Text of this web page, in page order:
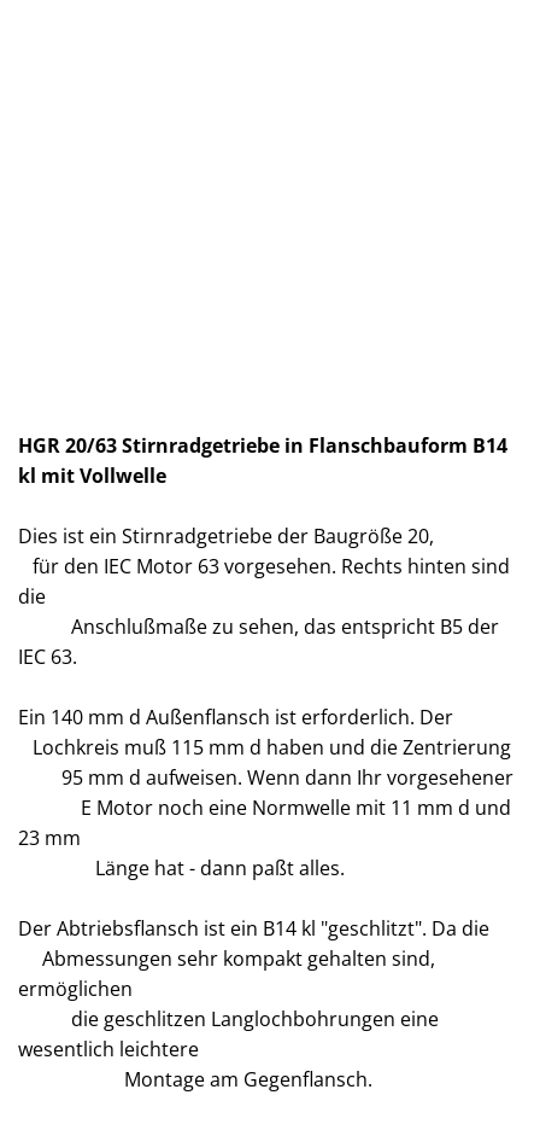
HGR 20/63 Stirnradgetriebe in Flanschbauform B14
kl mit Vollwelle
Dies ist ein Stirnradgetriebe der Baugröße 20,
für den IEC Motor 63 vorgesehen. Rechts hinten sind
die
Anschlußmaße zu sehen, das entspricht B5 der
IEC 63.
Ein 140 mm d Außenflansch ist erforderlich. Der
Lochkreis muß 115 mm d haben und die Zentrierung
95 mm d aufweisen. Wenn dann Ihr vorgesehener
E Motor noch eine Normwelle mit 11 mm d und
23 mm
Länge hat - dann paßt alles.
Der Abtriebsflansch ist ein B14 kl "geschlitzt". Da die
Abmessungen sehr kompakt gehalten sind,
ermöglichen
die geschlitzen Langlochbohrungen eine
wesentlich leichtere
Montage am Gegenflansch.